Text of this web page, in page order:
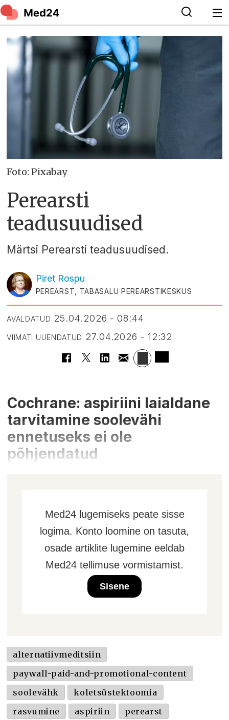
Foto: Pixabay
Perearsti
teadusuudised
Märtsi Perearsti teadusuudised.
Piret Rospu
PEREARST, TABASALU PEREARSTIKESKUS
AVALDATUD 25.04.2026 - 08:44
VIIMATI UUENDATUD 27.04.2026 - 12:32
Cochrane: aspiriini laialdane
tarvitamine soolevähi
ennetuseks ei ole
põhjendatud
Med24 lugemiseks peate sisse
logima. Konto loomine on tasuta,
osade artiklite lugemine eeldab
Med24 tellimuse vormistamist.
Sisene
alternatiivmeditsiin
paywall-paid-and-promotional-content
soolevähk
koletsüstektoomia
rasvumine
aspiriin
perearst